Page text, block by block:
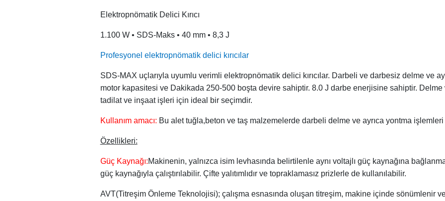
Elektropnömatik Delici Kırıcı
1.100 W • SDS-Maks • 40 mm • 8,3 J
Profesyonel elektropnömatik delici kırıcılar
SDS-MAX uçlarıyla uyumlu verimli elektropnömatik delici kırıcılar. Darbeli ve darbesiz delme ve
motor kapasitesi ve Dakikada 250-500 boşta devire sahiptir. 8.0 J darbe enerjisine sahiptir. Delme
tadilat ve inşaat işleri için ideal bir seçimdir.
Kullanım amacı: Bu alet tuğla,beton ve taş malzemelerde darbeli delme ve ayrıca yontma işlemleri
Özellikleri:
Güç Kaynağı:Makinenin, yalnızca isim levhasında belirtilenle aynı voltajlı güç kaynağına
güç kaynağıyla çalıştırılabilir. Çifte yalıtımlıdır ve topraklamasız prizlerle de kullanılabilir.
AVT(Titreşim Önleme Teknolojisi); çalışma esnasında oluşan titreşim, makine içinde sönümlenir ve